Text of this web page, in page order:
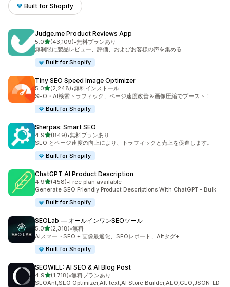
Built for Shopify
Judge.me Product Reviews App
5.05つ星中
(43,109)
合計レビュー数：43109件
•無料プランあり
無制限に製品レビュー、評価、およびお客様の声を集める
Built for Shopify
Tiny SEO Speed Image Optimizer
5.05つ星中
(2,248)
合計レビュー数：2248件
•無料インストール
SEO・AI検索トラフィック、ページ速度改善＆画像圧縮でブースト！
Built for Shopify
Sherpas: Smart SEO
4.95つ星中
(849)
合計レビュー数：849件
•無料プランあり
SEO とページ速度の向上により、トラフィックと売上を促進します。
Built for Shopify
ChatGPT AI Product Description
4.95つ星中
(458)
合計レビュー数：458件
•Free plan available
Generate SEO Friendly Product Descriptions With ChatGPT - Bulk
Built for Shopify
SEOLab — オールインワンSEOツール
5.05つ星中
(2,318)
合計レビュー数：2318件
•無料
AIスマートSEO + 画像最適化、SEOレポート、Altタグ+
Built for Shopify
SEOWILL: AI SEO & AI Blog Post
4.95つ星中
(1,718)
合計レビュー数：1718件
•無料プランあり
SEOAnt,SEO Optimizer,Alt text,AI Store Builder,AEO,GEO,JSON-LD